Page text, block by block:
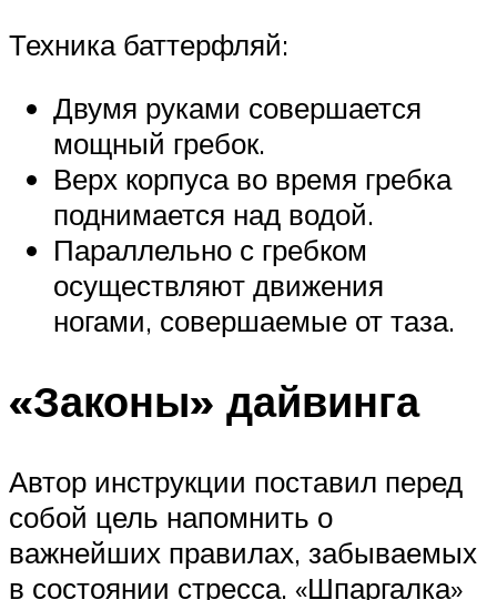
Техника баттерфляй:
Двумя руками совершается
мощный гребок.
Верх корпуса во время гребка
поднимается над водой.
Параллельно с гребком
осуществляют движения
ногами, совершаемые от таза.
«Законы» дайвинга
Автор инструкции поставил перед
собой цель напомнить о
важнейших правилах, забываемых
в состоянии стресса. «Шпаргалка»